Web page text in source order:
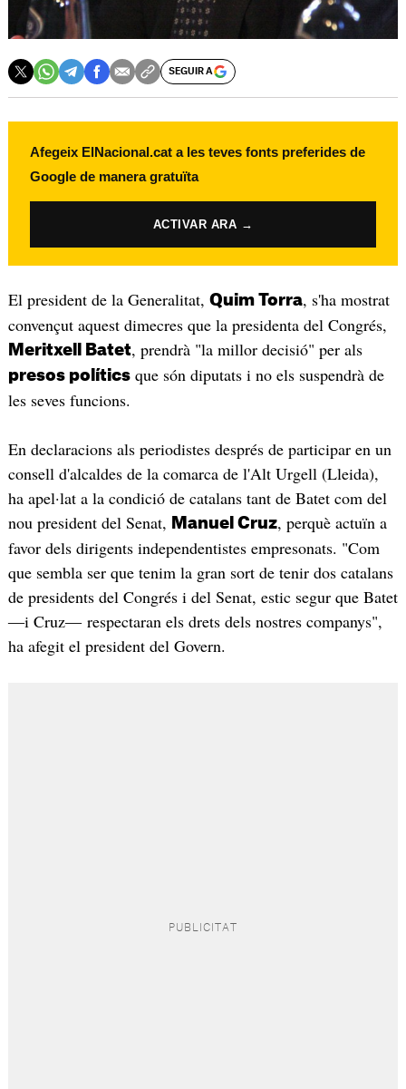
SEGUIR A
Afegeix ElNacional.cat a les teves fonts preferides de
Google de manera gratuïta
ACTIVAR ARA →
El president de la Generalitat, Quim Torra, s'ha mostrat
convençut aquest dimecres que la presidenta del Congrés,
Meritxell Batet, prendrà "la millor decisió" per als
presos políticsque són diputats i no els suspendrà de
les seves funcions.
En declaracions als periodistes després de participar en un
consell d'alcaldes de la comarca de l'Alt Urgell (Lleida),
ha apel·lat a la condició de catalans tant de Batet com del
nou president del Senat, Manuel Cruz, perquè actuïn a
favor dels dirigents independentistes empresonats. "Com
que sembla ser que tenim la gran sort de tenir dos catalans
de presidents del Congrés i del Senat, estic segur que Batet
―i Cruz― respectaran els drets dels nostres companys",
ha afegit el president del Govern.